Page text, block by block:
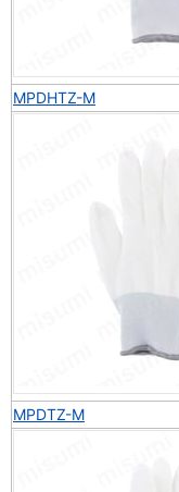
MPDHTZ-M
MPDTZ-M